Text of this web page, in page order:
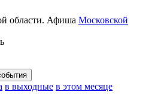
области. Афиша Московской
в выходные в этом месяце